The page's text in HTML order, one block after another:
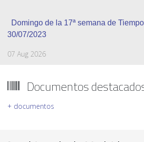
Domingo de la 17ª semana de
30/07/2023
07 Aug 2026
Documentos
+ documentos